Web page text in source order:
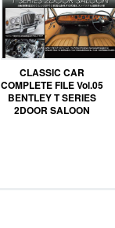
CLASSIC CAR
COMPLETE FILE Vol.05
BENTLEY T SERIES
2DOOR SALOON